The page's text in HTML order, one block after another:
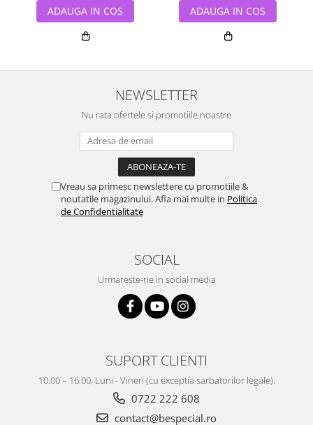
ADAUGA IN COS ADAUGA IN COS
NEWSLETTER
Nu rata ofertele si promotiile noastre
Vreau sa primesc newslettere cu promotiile &
noutatile magazinului. Afla mai multe in Politica
de Confidentialitate
SOCIAL
Urmareste-ne in social media
SUPORT CLIENTI
10.00 – 16.00, Luni - Vineri (cu exceptia sarbatorilor legale).
0722 222 608
contact@bespecial.ro